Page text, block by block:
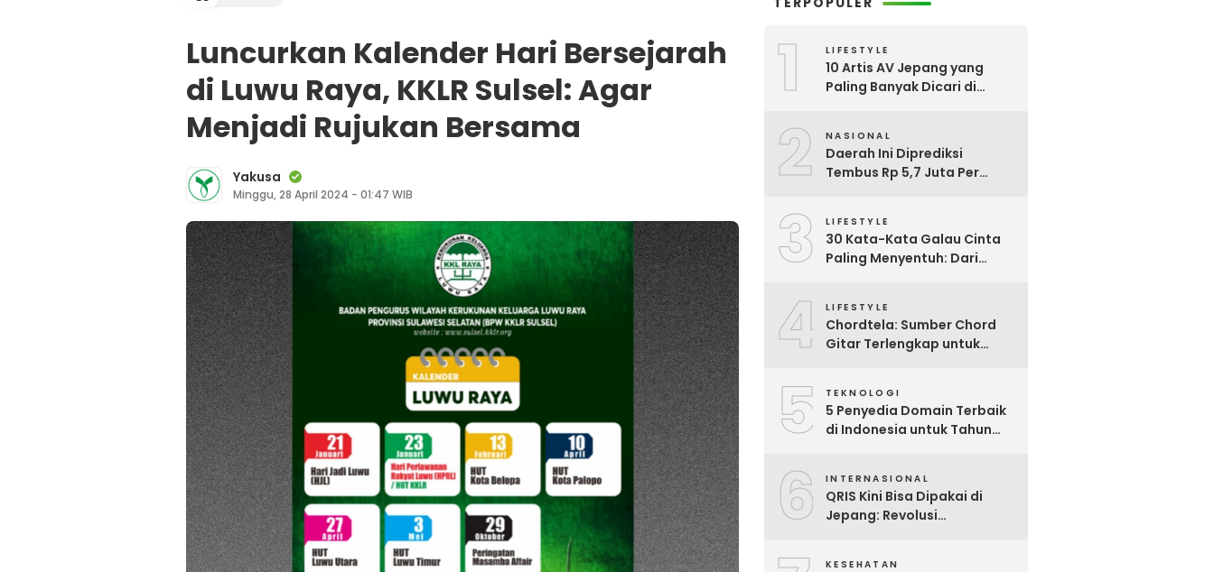
Luncurkan Kalender Hari Bersejarah
di Luwu Raya, KKLR Sulsel: Agar
Menjadi Rujukan Bersama
Yakusa
Minggu, 28 April 2024 - 01:47 WIB
1 LIFESTYLE
10 Artis AV Jepang yang
Paling Banyak Dicari di
2 NASIONAL
Daerah Ini Diprediksi
Tembus Rp 5,7 Juta Per
Upah Minimum 2026
3 LIFESTYLE
30 Kata-Kata Galau Cinta
Paling Menyentuh: Dari
4 LIFESTYLE
Chordtela: Sumber Chord
Gitar Terlengkap untuk
5 TEKNOLOGI
5 Penyedia Domain Terbaik
di Indonesia untuk Tahun
6 INTERNASIONAL
QRIS Kini Bisa Dipakai di
Jepang: Revolusi
KESEHATAN